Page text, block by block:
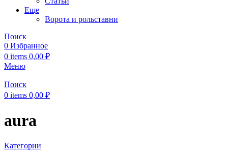
Еще
Ворота и рольставни
Поиск
0 Избранное
0 items 0,00 ₽
Меню
Поиск
0 items 0,00 ₽
aura
Категории